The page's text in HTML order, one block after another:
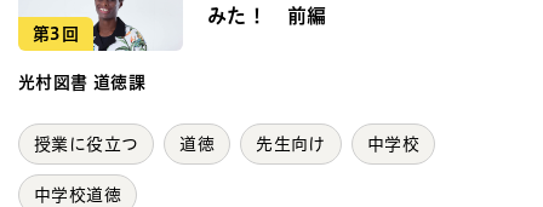
第3回
みた！ 前編
光村図書 道徳課
授業に役立つ 道徳 先生向け 中学校
中学校道徳